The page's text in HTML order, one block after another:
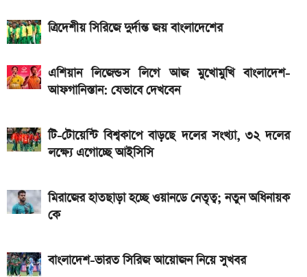
দেশের বাজারে আজকের স্বর্ণের দাম, প্রতি ভরি কত
জানুন ফলাফল
একটু পর শুরু, Milan Vs Inter ম্যাচ; লাইভ দেখুন এখানে
গ্যাসের দাম নিয়ে সুখবর, যা জানাল পেট্রোবাংলা
একটু পর শুরু, চেলসি ও জুভেন্টাস ম্যাচ; লাইভ দেখুন এখানে
দাম কত?
ত্রিদেশীয় সিরিজে দুর্দান্ত জয় বাংলাদেশের
এশিয়ান লিজেন্ডস লিগে আজ মুখোমুখি বাংলাদেশ-
আফগানিস্তান: যেভাবে দেখবেন
টি-টোয়েন্টি বিশ্বকাপে বাড়ছে দলের সংখ্যা, ৩২ দলের
লক্ষ্যে এগোচ্ছে আইসিসি
মিরাজের হাতছাড়া হচ্ছে ওয়ানডে নেতৃত্ব; নতুন অধিনায়ক
কে
বাংলাদেশ-ভারত সিরিজ আয়োজন নিয়ে সুখবর